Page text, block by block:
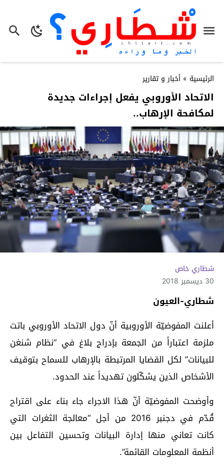
الرئيسية » أخبار و تقارير
الاتحاد الأوروبي يفعل إجراءات جديدة
لمكافحة الإرهاب..
شطاري خاص
30 ديسمبر 2018
شطاري-العيون
أعلنت المفوضيّة الأوروبية أنّ دول الاتحاد الأوروبي باتت
ملزمة اعتباراً من الجمعة بإدراج بلاغ في “نظام شنغن
للبيانات” لكل القضايا المرتبطة بالإرهاب للسماح بتوقيف
الأشخاص الذين يشكّلون تهديداً عند الحدود.
وأوضحت المفوضيّة أنّ هذا الاجراء جاء بناء على اقتراح
قُدّم في دجنبر 2016 من أجل “معالجة الثغرات التي
كانت تعاني منها إدارة البيانات وتحسين التفاعل بين
أنظمة المعلومات القائمة”.